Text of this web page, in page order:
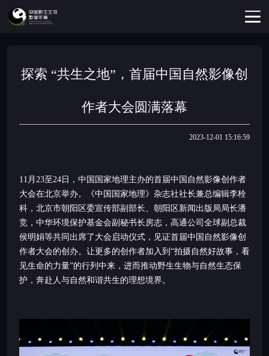
探索 “共生之地”，首届中国自然影像创
作者大会圆满落幕
2023-12-01 15:16:59
11月23至24日，中国国家地理主办的首届中国自然影像创作者
大会在北京举办。《中国国家地理》杂志社社长兼总编辑李栓
科，北京市朝阳区委宣传部副部长、朝阳区新闻出版局局长潘
竞，中华环境保护基金会副秘书长房志，高通公司全球副总裁
侯明娟等共同出席了大会启动仪式，见证首届中国自然影像创
作者大会的创办。让更多的创作者加入到“拍摄自然好故事，看
见生命的力量”的行列中来，进而推动野生生物与自然生态保
护，奔赴人与自然和谐共生的理想境界。